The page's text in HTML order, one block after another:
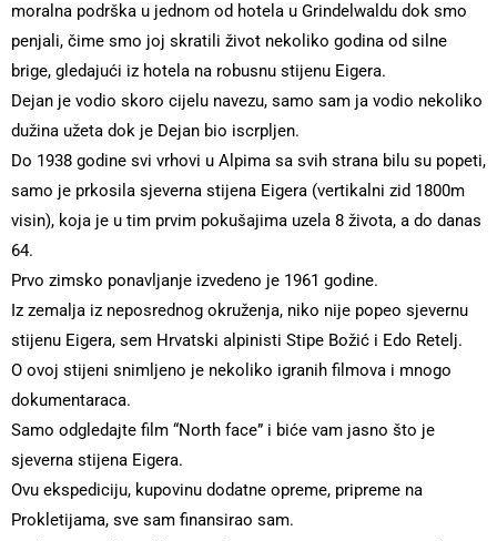
moralna podrška u jednom od hotela u Grindelwaldu dok smo
penjali, čime smo joj skratili život nekoliko godina od silne
brige, gledajući iz hotela na robusnu stijenu Eigera.
Dejan je vodio skoro cijelu navezu, samo sam ja vodio nekoliko
dužina užeta dok je Dejan bio iscrpljen.
Do 1938 godine svi vrhovi u Alpima sa svih strana bilu su popeti,
samo je prkosila sjeverna stijena Eigera (vertikalni zid 1800m
visin), koja je u tim prvim pokušajima uzela 8 života, a do danas
64.
Prvo zimsko ponavljanje izvedeno je 1961 godine.
Iz zemalja iz neposrednog okruženja, niko nije popeo sjevernu
stijenu Eigera, sem Hrvatski alpinisti Stipe Božić i Edo Retelj.
O ovoj stijeni snimljeno je nekoliko igranih filmova i mnogo
dokumentaraca.
Samo odgledajte film “North face” i biće vam jasno što je
sjeverna stijena Eigera.
Ovu ekspediciju, kupovinu dodatne opreme, pripreme na
Prokletijama, sve sam finansirao sam.